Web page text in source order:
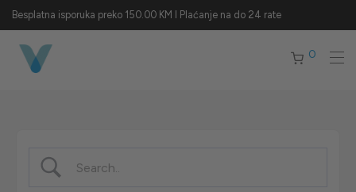
Besplatna isporuka preko 150.00 KM I Plaćanje na do 24 rate
0